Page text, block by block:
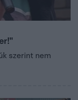
szerint nem